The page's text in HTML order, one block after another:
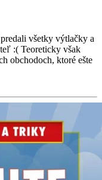
všetky výtlačky a
:( Teoreticky však
obchodoch, ktoré ešte